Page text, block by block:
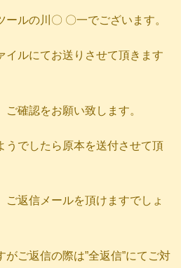
ルの川〇 〇一でございます。
イルにてお送りさせて頂きます
ご確認をお願い致します。
うでしたら原本を送付させて頂
ご返信メールを頂けますでしょ
がご返信の際は”全返信”にてご対